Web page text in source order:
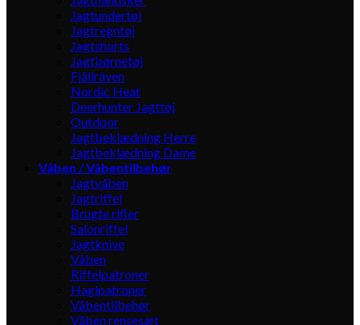
Jagtundertøj
Jagtregntøj
Jagtshorts
Jagtbørnetøj
Fjällräven
Nordic Heat
Deerhunter Jagttøj
Outdoor
Jagtbeklædning Herre
Jagtbeklædning Dame
Våben / Våbentilbehør
Jagtvåben
Jagtriffel
Brugte rifler
Salonriffel
Jagtknive
Våben
Riffelpatroner
Haglpatroner
Våbentilbehør
Våben rensesæt